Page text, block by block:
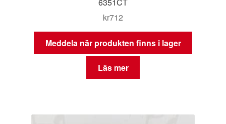
kr712
Meddela när produkten finns i lager
Läs mer